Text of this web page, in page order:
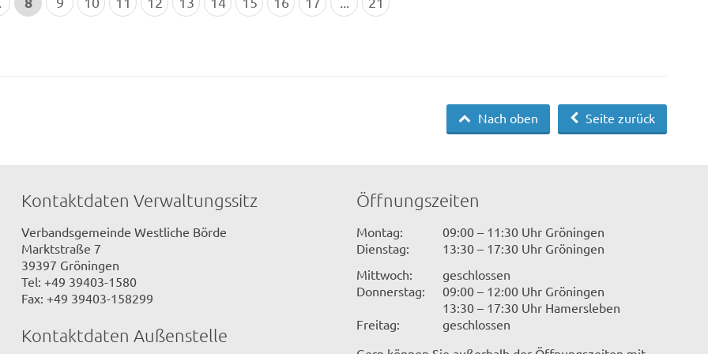
Seite zurück
Nach oben
Kontaktdaten Verwaltungssitz
Verbandsgemeinde Westliche Börde
Marktstraße 7
39397 Gröningen
Tel: +49 39403-1580
Fax: +49 39403-158299
Kontaktdaten Außenstelle
Öffnungszeiten
Montag:
09:00 – 11:30 Uhr Gröningen
Dienstag:
13:30 – 17:30 Uhr Gröningen
Mittwoch:
geschlossen
Donnerstag:
09:00 – 12:00 Uhr Gröningen
13:30 – 17:30 Uhr Hamersleben
Freitag:
geschlossen